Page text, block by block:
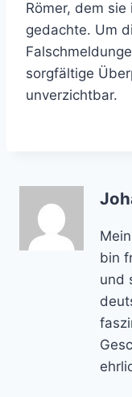
Römer, dem
gedachte. Um
sorgfältige
unverzichtbar.
bin
und